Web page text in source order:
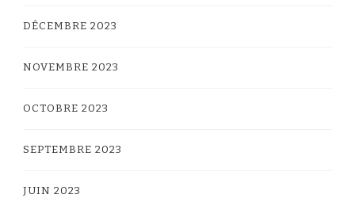
DÉCEMBRE 2023
NOVEMBRE 2023
OCTOBRE 2023
SEPTEMBRE 2023
JUIN 2023